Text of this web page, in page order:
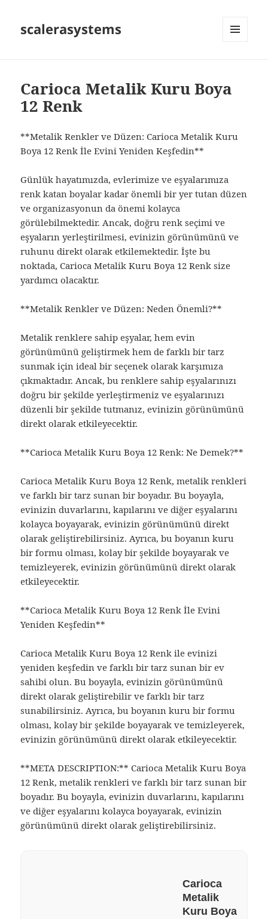
scalerasystems
Carioca Metalik Kuru Boya
12 Renk
**Metalik Renkler ve Düzen: Carioca Metalik Kuru
Boya 12 Renk İle Evini Yeniden Keşfedin**
Günlük hayatımızda, evlerimize ve eşyalarımıza
renk katan boyalar kadar önemli bir yer tutan düzen
ve organizasyonun da önemi kolayca
görülebilmektedir. Ancak, doğru renk seçimi ve
eşyaların yerleştirilmesi, evinizin görünümünü ve
ruhunu direkt olarak etkilemektedir. İşte bu
noktada, Carioca Metalik Kuru Boya 12 Renk size
yardımcı olacaktır.
**Metalik Renkler ve Düzen: Neden Önemli?**
Metalik renklere sahip eşyalar, hem evin
görünümünü geliştirmek hem de farklı bir tarz
sunmak için ideal bir seçenek olarak karşımıza
çıkmaktadır. Ancak, bu renklere sahip eşyalarınızı
doğru bir şekilde yerleştirmeniz ve eşyalarınızı
düzenli bir şekilde tutmanız, evinizin görünümünü
direkt olarak etkileyecektir.
**Carioca Metalik Kuru Boya 12 Renk: Ne Demek?**
Carioca Metalik Kuru Boya 12 Renk, metalik renkleri
ve farklı bir tarz sunan bir boyadır. Bu boyayla,
evinizin duvarlarını, kapılarını ve diğer eşyalarını
kolayca boyayarak, evinizin görünümünü direkt
olarak geliştirebilirsiniz. Ayrıca, bu boyanın kuru
bir formu olması, kolay bir şekilde boyayarak ve
temizleyerek, evinizin görünümünü direkt olarak
etkileyecektir.
**Carioca Metalik Kuru Boya 12 Renk İle Evini
Yeniden Keşfedin**
Carioca Metalik Kuru Boya 12 Renk ile evinizi
yeniden keşfedin ve farklı bir tarz sunan bir ev
sahibi olun. Bu boyayla, evinizin görünümünü
direkt olarak geliştirebilir ve farklı bir tarz
sunabilirsiniz. Ayrıca, bu boyanın kuru bir formu
olması, kolay bir şekilde boyayarak ve temizleyerek,
evinizin görünümünü direkt olarak etkileyecektir.
**META DESCRIPTION:** Carioca Metalik Kuru Boya
12 Renk, metalik renkleri ve farklı bir tarz sunan bir
boyadır. Bu boyayla, evinizin duvarlarını, kapılarını
ve diğer eşyalarını kolayca boyayarak, evinizin
görünümünü direkt olarak geliştirebilirsiniz.
Carioca
Metalik
Kuru Boya